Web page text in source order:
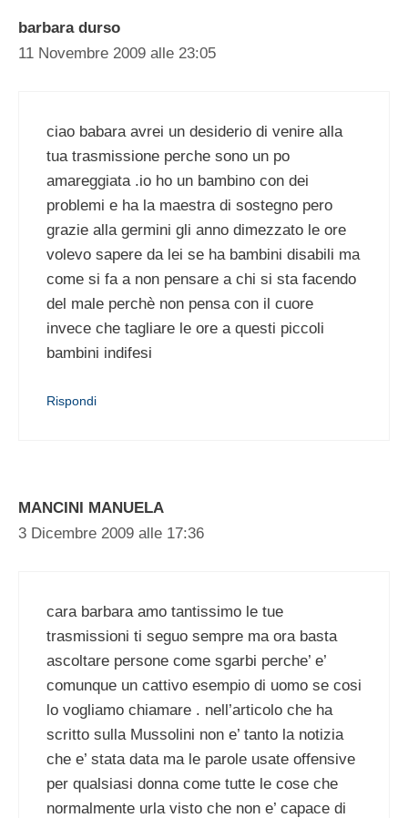
barbara durso
11 Novembre 2009 alle 23:05
ciao babara avrei un desiderio di venire alla
tua trasmissione perche sono un po
amareggiata .io ho un bambino con dei
problemi e ha la maestra di sostegno pero
grazie alla germini gli anno dimezzato le ore
volevo sapere da lei se ha bambini disabili ma
come si fa a non pensare a chi si sta facendo
del male perchè non pensa con il cuore
invece che tagliare le ore a questi piccoli
bambini indifesi
Rispondi
MANCINI MANUELA
3 Dicembre 2009 alle 17:36
cara barbara amo tantissimo le tue
trasmissioni ti seguo sempre ma ora basta
ascoltare persone come sgarbi perche’ e’
comunque un cattivo esempio di uomo se cosi
lo vogliamo chiamare . nell’articolo che ha
scritto sulla Mussolini non e’ tanto la notizia
che e’ stata data ma le parole usate offensive
per qualsiasi donna come tutte le cose che
normalmente urla visto che non e’ capace di